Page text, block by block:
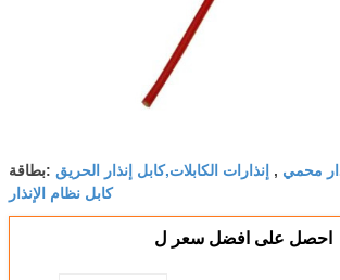
بطاقة: إنذارات الكابلات,كابل إنذار الحريق , محمي
كابل نظام الإنذار
احصل على افضل سعر ل